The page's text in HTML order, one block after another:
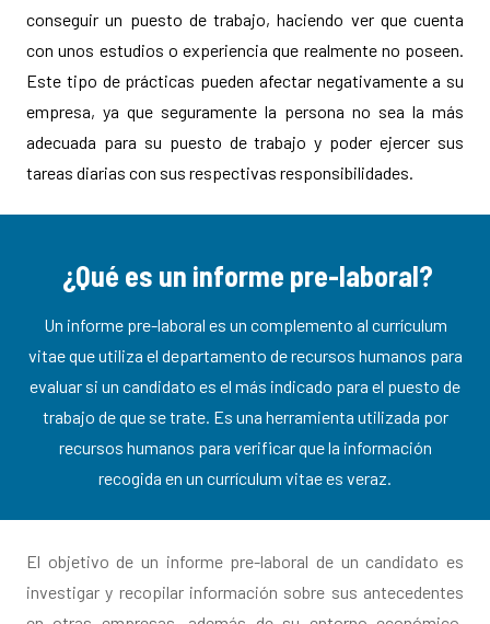
conseguir un puesto de trabajo, haciendo ver que cuenta
con unos estudios o experiencia que realmente no poseen.
Este tipo de prácticas pueden afectar negativamente a su
empresa, ya que seguramente la persona no sea la más
adecuada para su puesto de trabajo y poder ejercer sus
tareas diarias con sus respectivas responsibilidades.
¿Qué es un informe pre-laboral?
Un informe pre-laboral es un complemento al currículum
vitae que utiliza el departamento de recursos humanos para
evaluar si un candidato es el más indicado para el puesto de
trabajo de que se trate. Es una herramienta utilizada por
recursos humanos para verificar que la información
recogida en un currículum vitae es veraz.
El objetivo de un informe pre-laboral de un candidato es
investigar y recopilar información sobre sus antecedentes